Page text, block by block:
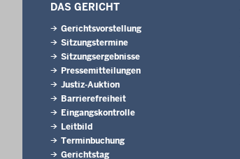
DAS GERICHT
Gerichtsvorstellung
Sitzungstermine
Sitzungsergebnisse
Pressemitteilungen
Justiz-Auktion
Barrierefreiheit
Eingangskontrolle
Leitbild
Terminbuchung
Gerichtstag